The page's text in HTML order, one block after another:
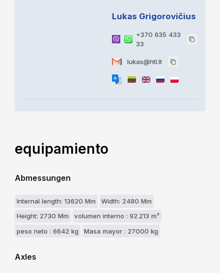
Lukas Grigorovičius
+370 635 433
33
lukas@htl.lt
equipamiento
Abmessungen
Internal length: 13620 Mm
Width: 2480 Mm
Height: 2730 Mm
volumen interno : 92.213 m³
peso neto : 6642 kg
Masa mayor : 27000 kg
Axles